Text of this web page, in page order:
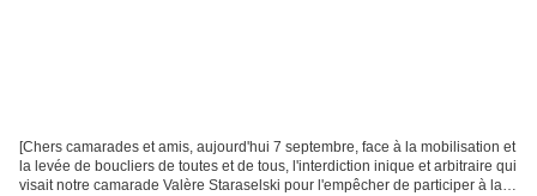
[Chers camarades et amis, aujourd'hui 7 septembre, face à la mobilisation et
la levée de boucliers de toutes et de tous, l'interdiction inique et arbitraire qui
visait notre camarade Valère Staraselski pour l'empêcher de participer à la